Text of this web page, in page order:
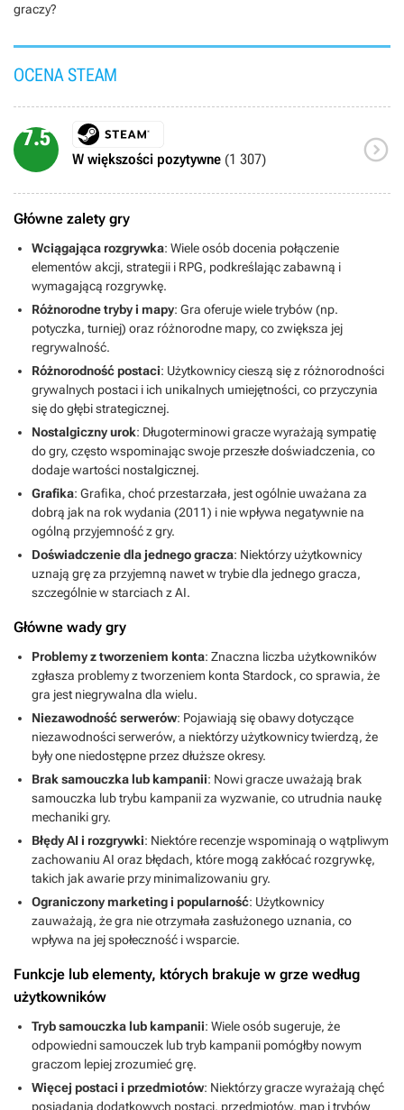
graczy?
OCENA STEAM
7.5
W większości pozytywne (1 307) 
Główne zalety gry
Wciągająca rozgrywka: Wiele osób docenia połączenie
elementów akcji, strategii i RPG, podkreślając zabawną i
wymagającą rozgrywkę.
Różnorodne tryby i mapy: Gra oferuje wiele trybów (np.
potyczka, turniej) oraz różnorodne mapy, co zwiększa jej
regrywalność.
Różnorodność postaci: Użytkownicy cieszą się z różnorodności
grywalnych postaci i ich unikalnych umiejętności, co przyczynia
się do głębi strategicznej.
Nostalgiczny urok: Długoterminowi gracze wyrażają sympatię
do gry, często wspominając swoje przeszłe doświadczenia, co
dodaje wartości nostalgicznej.
Grafika: Grafika, choć przestarzała, jest ogólnie uważana za
dobrą jak na rok wydania (2011) i nie wpływa negatywnie na
ogólną przyjemność z gry.
Doświadczenie dla jednego gracza: Niektórzy użytkownicy
uznają grę za przyjemną nawet w trybie dla jednego gracza,
szczególnie w starciach z AI.
Główne wady gry
Problemy z tworzeniem konta: Znaczna liczba użytkowników
zgłasza problemy z tworzeniem konta Stardock, co sprawia, że
gra jest niegrywalna dla wielu.
Niezawodność serwerów: Pojawiają się obawy dotyczące
niezawodności serwerów, a niektórzy użytkownicy twierdzą, że
były one niedostępne przez dłuższe okresy.
Brak samouczka lub kampanii: Nowi gracze uważają brak
samouczka lub trybu kampanii za wyzwanie, co utrudnia naukę
mechaniki gry.
Błędy AI i rozgrywki: Niektóre recenzje wspominają o wątpliwym
zachowaniu AI oraz błędach, które mogą zakłócać rozgrywkę,
takich jak awarie przy minimalizowaniu gry.
Ograniczony marketing i popularność: Użytkownicy
zauważają, że gra nie otrzymała zasłużonego uznania, co
wpływa na jej społeczność i wsparcie.
Funkcje lub elementy, których brakuje w grze według
użytkowników
Tryb samouczka lub kampanii: Wiele osób sugeruje, że
odpowiedni samouczek lub tryb kampanii pomógłby nowym
graczom lepiej zrozumieć grę.
Więcej postaci i przedmiotów: Niektórzy gracze wyrażają chęć
posiadania dodatkowych postaci, przedmiotów, map i trybów